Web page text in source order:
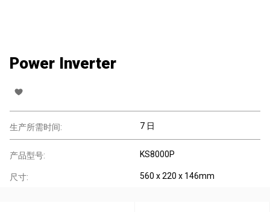
Power Inverter
生产所需时间: 7 日
产品型号: KS8000P
尺寸: 560 x 220 x 146mm